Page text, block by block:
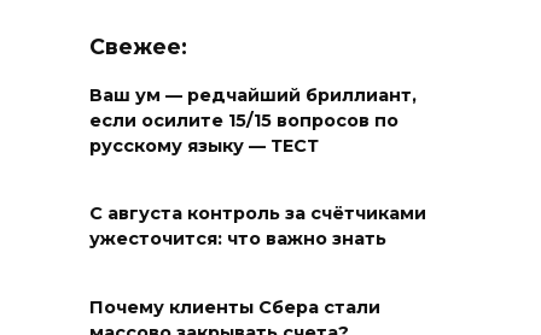
Свежее:
Ваш ум — редчайший бриллиант,
если осилите 15/15 вопросов по
русскому языку — ТЕСТ
С августа контроль за счётчиками
ужесточится: что важно знать
Почему клиенты Сбера стали